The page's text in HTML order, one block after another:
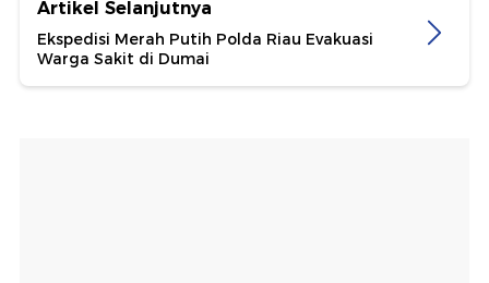
Artikel Selanjutnya
Ekspedisi Merah Putih Polda Riau Evakuasi
Warga Sakit di Dumai